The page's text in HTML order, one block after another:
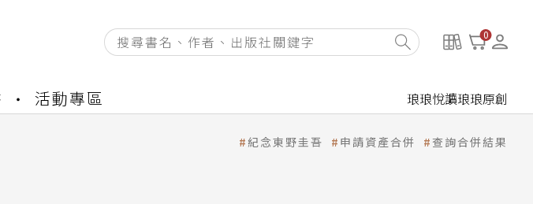
0
活動專區 琅琅悅讀琅琅原創
紀念東野圭吾 申請資產合併 查詢合併結果